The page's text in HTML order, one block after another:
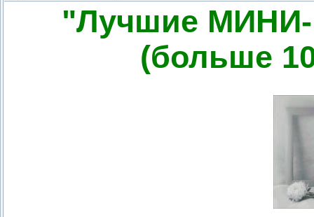
"Лучшие
(больше